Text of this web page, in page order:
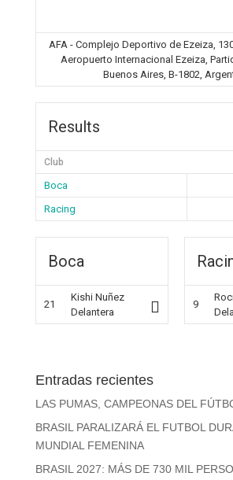
AFA - Complejo Deportivo de Ezeiza,
Aeropuerto Internacional Ezeiza,
Buenos Aires, B-1802,
Results
Club
Boca
Racing
Boca
21
Kishi Nuñez
Delantera
9
Entradas recientes
LAS PUMAS, CAMPEONAS DEL
BRASIL PARALIZARÁ EL FUTBOL
MUNDIAL FEMENINA
BRASIL 2027: MÁS DE 730 MIL